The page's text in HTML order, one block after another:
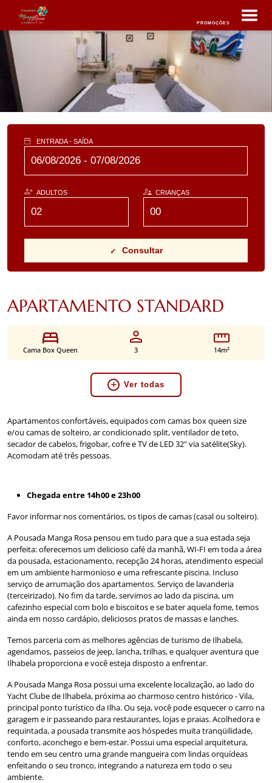
PROMOÇÕES
ENTRADA - SAÍDA
ADULTOS CRIANÇAS
Consultar
APARTAMENTO STANDARD
Cama Box Queen 3 14m²
Ver todas
Apartamentos confortáveis, equipados com camas box queen size
e/ou camas de solteiro, ar condicionado split, ventilador de teto,
secador de cabelos, frigobar, cofre e TV de LED 32" via satélite(Sky).
Acomodam até três pessoas.
Chegada entre 14h00 e 23h00
Favor informar nos comentários, os tipos de camas (casal ou solteiro).
A Pousada Manga Rosa pensou em tudo para que a sua estada seja
perfeita: oferecemos um delicioso café da manhã, WI-FI em toda a área
da pousada, estacionamento, recepção 24 horas, atendimento especial
em um ambiente harmonioso e uma refrescante piscina. Incluso
serviço de arrumação dos apartamentos. Serviço de lavanderia
(terceirizado). No fim da tarde, servimos ao lado da piscina, um
cafezinho especial com bolo e biscoitos e se bater aquela fome, temos
ainda em nosso cardápio, deliciosos pratos de massas e lanches.
Temos parceria com as melhores agências de turismo de Ilhabela,
agendamos, passeios de jeep, lancha, trilhas, e qualquer aventura que
Ilhabela proporciona e você esteja disposto a enfrentar.
A Pousada Manga Rosa possui uma excelente localização, ao lado do
Yacht Clube de Ilhabela, próxima ao charmoso centro histórico - Vila,
principal ponto turístico da Ilha. Ou seja, você pode esquecer o carro na
garagem e ir passeando para restaurantes, lojas e praias. Acolhedora e
requintada, a pousada transmite aos hóspedes muita tranqüilidade,
conforto, aconchego e bem-estar. Possui uma especial arquitetura,
tendo em seu centro uma grande mangueira com lindas orquídeas
enfeitando o seu tronco, integrando a natureza em todo o seu
ambiente.